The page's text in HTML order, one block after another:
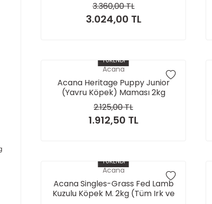
3.360,00 TL
3.024,00 TL
TÜKENDİ
Acana
Acana Heritage Puppy Junior
(Yavru Köpek) Maması 2kg
2.125,00 TL
1.912,50 TL
TÜKENDİ
Acana
Acana Singles-Grass Fed Lamb
Kuzulu Köpek M. 2kg (Tüm Irk ve